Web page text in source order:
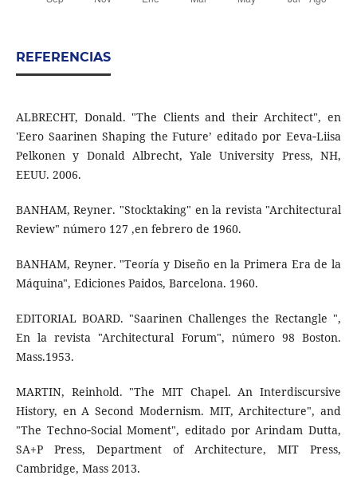
REFERENCIAS
ALBRECHT, Donald. "The Clients and their Architect", en
'Eero Saarinen Shaping the Future’ editado por Eeva‐Liisa
Pelkonen y Donald Albrecht, Yale University Press, NH,
EEUU. 2006.
BANHAM, Reyner. "Stocktaking" en la revista "Architectural
Review" número 127 ,en febrero de 1960.
BANHAM, Reyner. "Teoría y Diseño en la Primera Era de la
Máquina", Ediciones Paidos, Barcelona. 1960.
EDITORIAL BOARD. "Saarinen Challenges the Rectangle ",
En la revista "Architectural Forum", número 98 Boston.
Mass.1953.
MARTIN, Reinhold. "The MIT Chapel. An Interdiscursive
History, en A Second Modernism. MIT, Architecture", and
"The Techno‐Social Moment", editado por Arindam Dutta,
SA+P Press, Department of Architecture, MIT Press,
Cambridge, Mass 2013.